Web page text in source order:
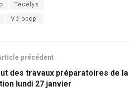
Técélys
Vélopop'
précédent
des travaux préparatoires de la
lundi 27 janvier